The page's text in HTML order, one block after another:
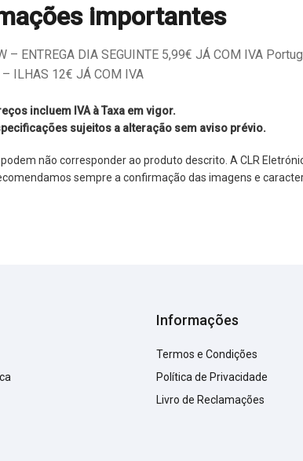
importantes
– ENTREGA DIA SEGUINTE 5,99€ JÁ COM IVA
– ILHAS 12€ JÁ COM IVA
incluem IVA à Taxa em vigor.
sujeitos a alteração sem aviso prévio.
não corresponder ao produto descrito. A CLR
sempre a confirmação das imagens e
Informações
Termos e Condições
Política de Privacidade
Livro de Reclamações